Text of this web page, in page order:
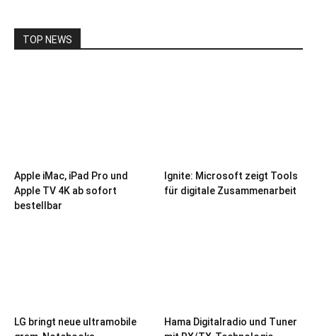
TOP NEWS
Apple iMac, iPad Pro und
Apple TV 4K ab sofort
bestellbar
Ignite: Microsoft zeigt Tools
für digitale Zusammenarbeit
LG bringt neue ultramobile
Hama Digitalradio und Tuner